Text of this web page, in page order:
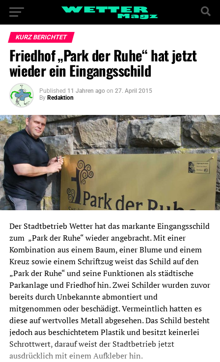
KURZ BERICHTET
Friedhof „Park der Ruhe“ hat jetzt
wieder ein Eingangsschild
Published 11 Jahren ago on 27. April 2015
By Redaktion
Der Stadtbetrieb Wetter hat das markante Eingangsschild
zum „Park der Ruhe“ wieder angebracht. Mit einer
Kombination aus einem Baum, einer Blume und einem
Kreuz sowie einem Schriftzug weist das Schild auf den
„Park der Ruhe“ und seine Funktionen als städtische
Parkanlage und Friedhof hin. Zwei Schilder wurden zuvor
bereits durch Unbekannte abmontiert und
mitgenommen oder beschädigt. Vermeintlich hatten es
diese auf wertvolles Metall abgesehen. Das Schild besteht
jedoch aus beschichtetem Plastik und besitzt keinerlei
Schrottwert, darauf weist der Stadtbetrieb jetzt
ausdrücklich mit einem Aufkleber hin.